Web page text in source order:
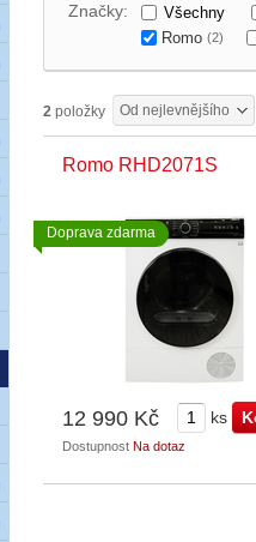
Značky:
Všechny
Romo (2)
2 položky Od nejlevnějšího
Romo RHD2071S
12 990 Kč ks
Dostupnost Na dotaz
Doprava zdarma